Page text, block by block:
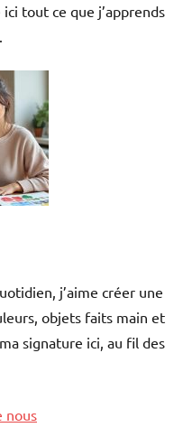
tout ce que j’apprends
j’aime créer une
objets faits main et
signature ici, au fil des
nous